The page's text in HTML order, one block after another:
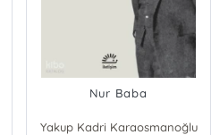
Nur Baba
Yakup Kadri Karaosmanoğlu